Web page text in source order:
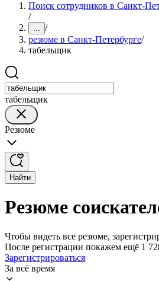
Поиск сотрудников в Санкт-
/
... /
резюме в Санкт-Петербурге/
табельщик
табельщик
Резюме
Найти
Резюме
Чтобы видеть все резюме,
После регистрации покажем ещё 1
Зарегистрироваться
За всё время